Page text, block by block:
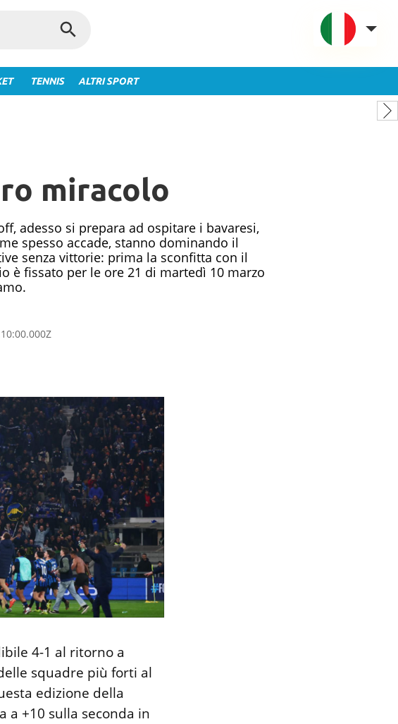
TENNIS ALTRI SPORT
miracolo
adesso si prepara ad ospitare i bavaresi,
spesso accade, stanno dominando il
senza vittorie: prima la sconfitta con il
è fissato per le ore 21 di martedì 10 marzo
4-1 al ritorno a
squadre più forti al
edizione della
a +10 sulla seconda in